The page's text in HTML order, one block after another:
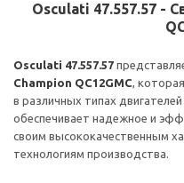
Osculati 47.557.57 -
Osculati 47.557.57
Champion QC12GMC,
в различных типах
обеспечивает надежное и
своим высококачественным
технологиям производства.